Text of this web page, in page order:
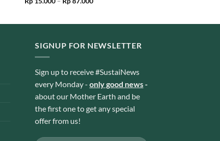
SIGNUP FOR NEWSLETTER
Sign up to receive #SustaiNews
every Monday - only good news-
about our Mother Earth and be
the first one to get any special
offer from us!